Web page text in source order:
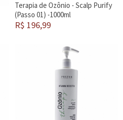
Terapia de Ozônio - Scalp Purify
(Passo 01) -1000ml
R$ 196,99